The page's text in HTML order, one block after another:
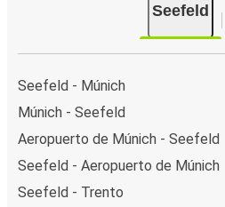
Seefeld
Seefeld - Múnich
Múnich - Seefeld
Aeropuerto de Múnich - Seefeld
Seefeld - Aeropuerto de Múnich
Seefeld - Trento